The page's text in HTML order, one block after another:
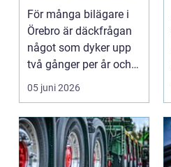
För många bilägare i
Örebro är däckfrågan
något som dyker upp
två gånger per år och
mest känns som e...
05 juni 2026